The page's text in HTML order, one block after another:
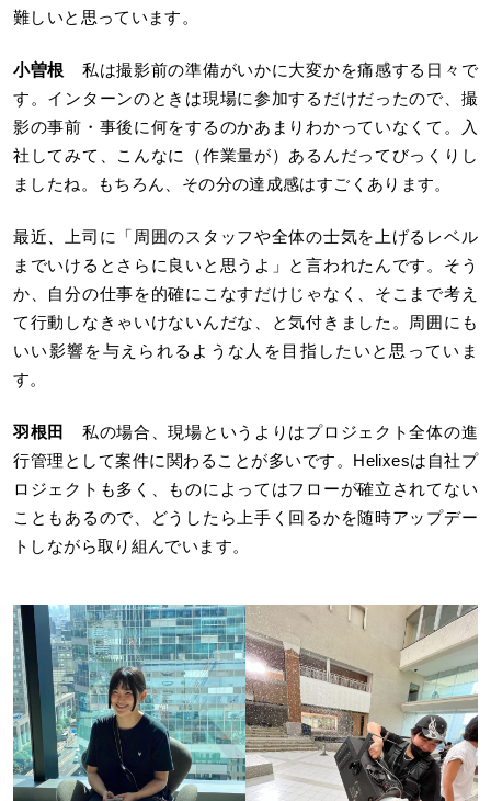
難しいと思っています。
小曽根 私は撮影前の準備がいかに大変かを痛感する日々で
す。インターンのときは現場に参加するだけだったので、撮
影の事前・事後に何をするのかあまりわかっていなくて。入
社してみて、こんなに（作業量が）あるんだってびっくりし
ましたね。もちろん、その分の達成感はすごくあります。
最近、上司に「周囲のスタッフや全体の士気を上げるレベル
までいけるとさらに良いと思うよ」と言われたんです。そう
か、自分の仕事を的確にこなすだけじゃなく、そこまで考え
て行動しなきゃいけないんだな、と気付きました。周囲にも
いい影響を与えられるような人を目指したいと思っていま
す。
羽根田
私の場合、現場というよりはプロジェクト全体の進
行管理として案件に関わることが多いです。Helixesは自社プ
ロジェクトも多く、ものによってはフローが確立されてない
こともあるので、どうしたら上手く回るかを随時アップデー
トしながら取り組んでいます。